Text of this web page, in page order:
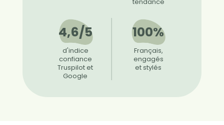
4,6/5
d'indice
confiance
Truspilot et
Google
100%
Français,
engagés
et stylés